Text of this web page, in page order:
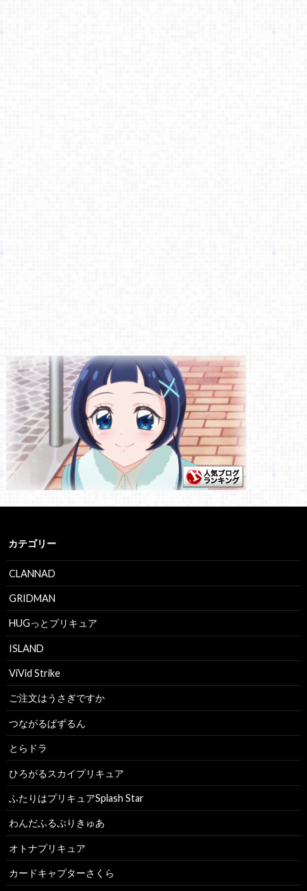
カテゴリー
CLANNAD
GRIDMAN
HUGっとプリキュア
ISLAND
ViVid Strike
ご注文はうさぎですか
つながるぱずるん
とらドラ
ひろがるスカイプリキュア
ふたりはプリキュアSplash Star
わんだふるぷりきゅあ
オトナプリキュア
カードキャプターさくら